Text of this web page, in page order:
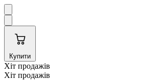
Купити
Хіт продажів
Хіт продажів